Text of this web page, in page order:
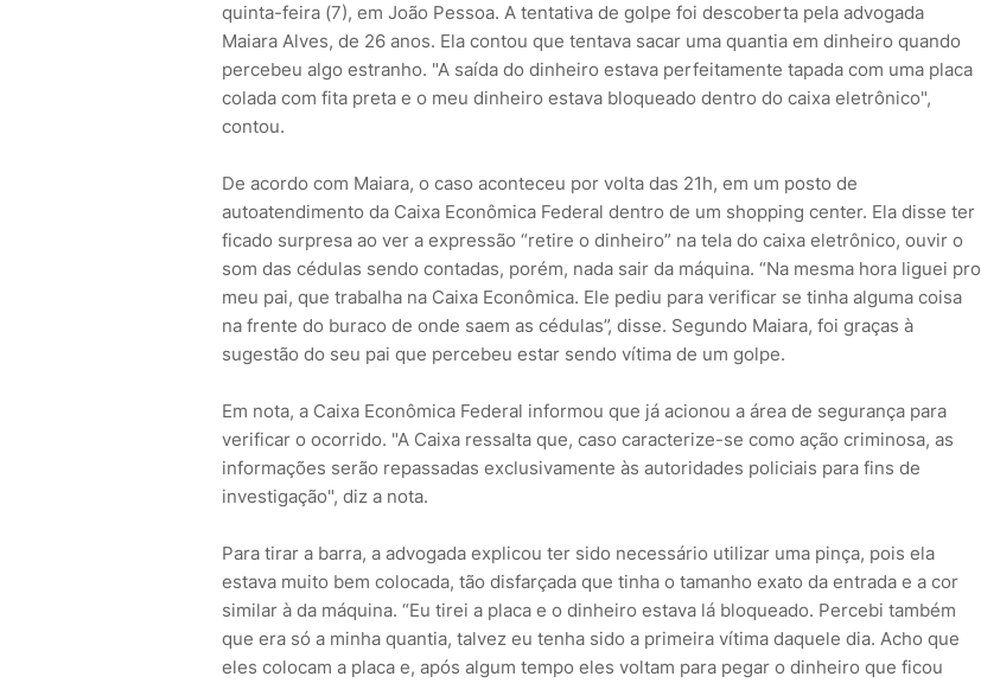
quinta-feira (7), em João Pessoa. A tentativa de golpe foi descoberta pela advogada
Maiara Alves, de 26 anos. Ela contou que tentava sacar uma quantia em dinheiro quando
percebeu algo estranho. "A saída do dinheiro estava perfeitamente tapada com uma placa
colada com fita preta e o meu dinheiro estava bloqueado dentro do caixa eletrônico",
contou.
De acordo com Maiara, o caso aconteceu por volta das 21h, em um posto de
autoatendimento da Caixa Econômica Federal dentro de um shopping center. Ela disse ter
ficado surpresa ao ver a expressão “retire o dinheiro” na tela do caixa eletrônico, ouvir o
som das cédulas sendo contadas, porém, nada sair da máquina. “Na mesma hora liguei pro
meu pai, que trabalha na Caixa Econômica. Ele pediu para verificar se tinha alguma coisa
na frente do buraco de onde saem as cédulas”, disse. Segundo Maiara, foi graças à
sugestão do seu pai que percebeu estar sendo vítima de um golpe.
Em nota, a Caixa Econômica Federal informou que já acionou a área de segurança para
verificar o ocorrido. "A Caixa ressalta que, caso caracterize-se como ação criminosa, as
informações serão repassadas exclusivamente às autoridades policiais para fins de
investigação", diz a nota.
Para tirar a barra, a advogada explicou ter sido necessário utilizar uma pinça, pois ela
estava muito bem colocada, tão disfarçada que tinha o tamanho exato da entrada e a cor
similar à da máquina. “Eu tirei a placa e o dinheiro estava lá bloqueado. Percebi também
que era só a minha quantia, talvez eu tenha sido a primeira vítima daquele dia. Acho que
eles colocam a placa e, após algum tempo eles voltam para pegar o dinheiro que ficou